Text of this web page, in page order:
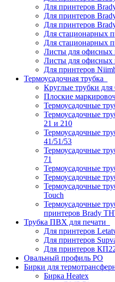
Для принтеров
Для принтеров
Для принтеров
Для стационарных
Для стационарных
Листы для
Листы для
Для принтеров
Термоусадочная трубка
Круглые трубки
Плоские
Термоусадочные
Термоусадочные
21 и 210
Термоусадочные
41/51/53
Термоусадочные
71
Термоусадочные
Термоусадочные
Термоусадочные
Touch
Термоусадочные
принтеров Brady
Трубка ПВХ для печати
Для принтеров
Для принтеров
Для принтеров
Овальный профиль PO
Бирки для
Бирка Heatex